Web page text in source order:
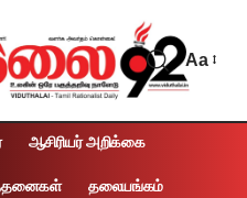
Aa
ஆசிரியர் அறிக்கை
தலையங்கம்